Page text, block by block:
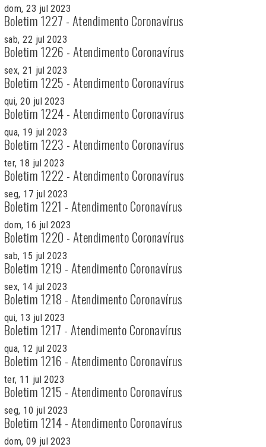
dom, 23 jul 2023
Boletim 1227 - Atendimento Coronavírus
sab, 22 jul 2023
Boletim 1226 - Atendimento Coronavírus
sex, 21 jul 2023
Boletim 1225 - Atendimento Coronavírus
qui, 20 jul 2023
Boletim 1224 - Atendimento Coronavírus
qua, 19 jul 2023
Boletim 1223 - Atendimento Coronavírus
ter, 18 jul 2023
Boletim 1222 - Atendimento Coronavírus
seg, 17 jul 2023
Boletim 1221 - Atendimento Coronavírus
dom, 16 jul 2023
Boletim 1220 - Atendimento Coronavírus
sab, 15 jul 2023
Boletim 1219 - Atendimento Coronavírus
sex, 14 jul 2023
Boletim 1218 - Atendimento Coronavírus
qui, 13 jul 2023
Boletim 1217 - Atendimento Coronavírus
qua, 12 jul 2023
Boletim 1216 - Atendimento Coronavírus
ter, 11 jul 2023
Boletim 1215 - Atendimento Coronavírus
seg, 10 jul 2023
Boletim 1214 - Atendimento Coronavírus
dom, 09 jul 2023